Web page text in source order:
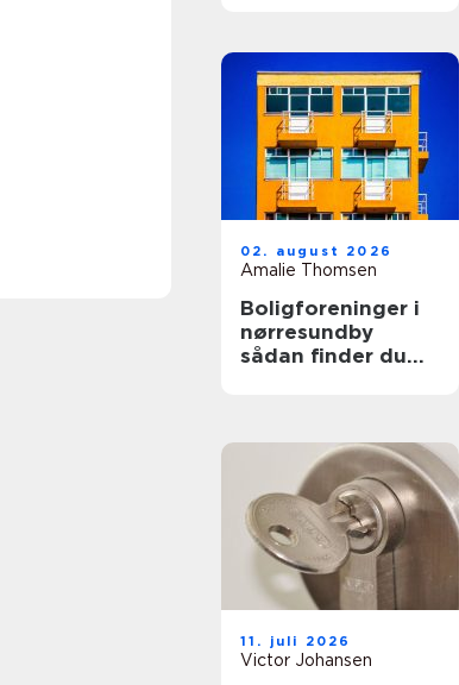
02. august 2026
Amalie Thomsen
Boligforeninger i
nørresundby
sådan finder du
11. juli 2026
Victor Johansen